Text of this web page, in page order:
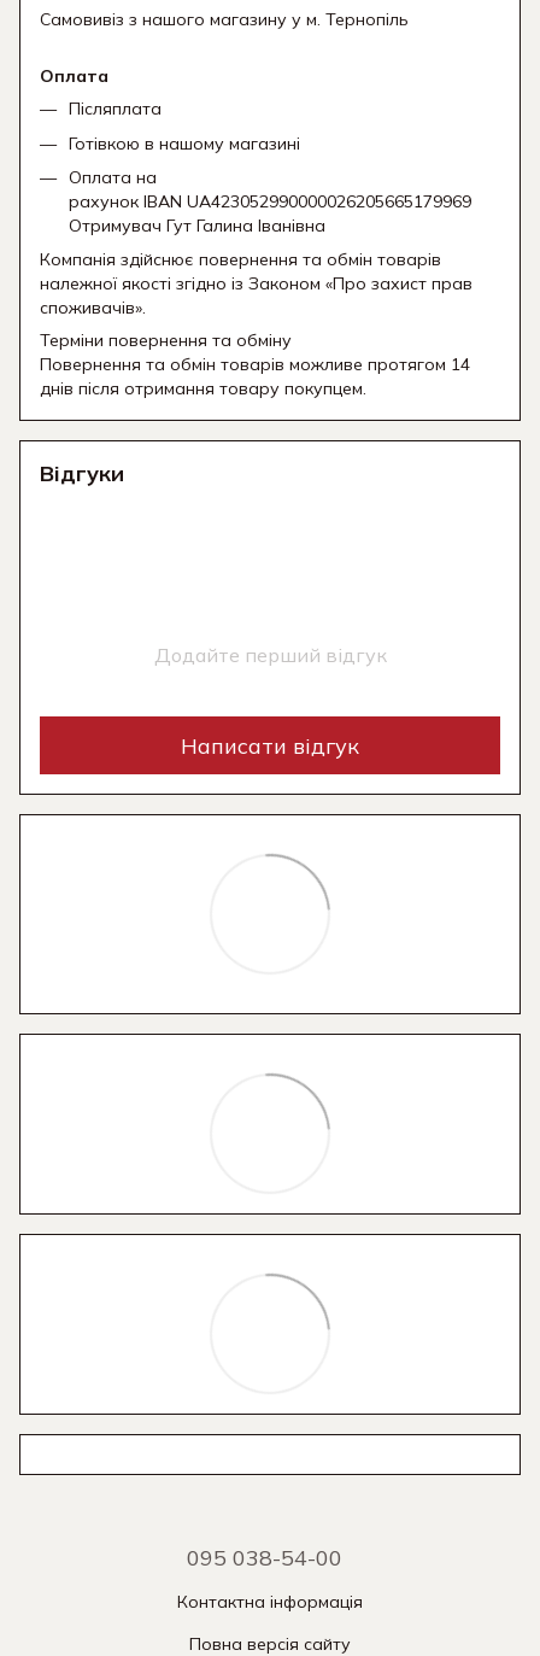
Самовивіз з нашого магазину у м. Тернопіль
Оплата
Післяплата
Готівкою в нашому магазині
Оплата на
рахунок IBAN UA423052990000026205665179969
Отримувач Гут Галина Іванівна
Компанія здійснює повернення та обмін товарів
належної якості згідно із Законом «Про захист прав
споживачів».
Терміни повернення та обміну
Повернення та обмін товарів можливе протягом 14
днів після отримання товару покупцем.
Відгуки
Додайте перший відгук
Написати відгук
095 038-54-00
Контактна інформація
Повна версія сайту